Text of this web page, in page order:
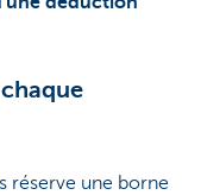
réserve une borne